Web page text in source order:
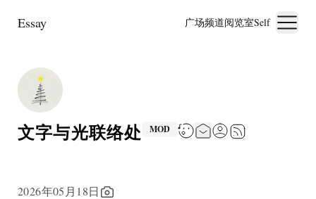
Essay 广场频道阅览室Self
文字与光联络处 MOD
2026年05月18日